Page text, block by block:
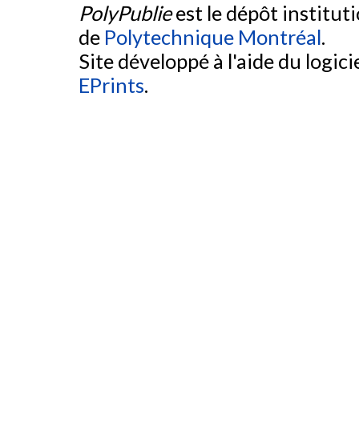
PolyPublieest le dépôt
de Polytechnique Montréal.
Site développé à l'aide du
EPrints.